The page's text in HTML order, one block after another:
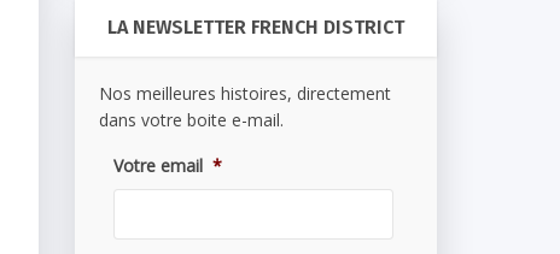
LA NEWSLETTER FRENCH DISTRICT
Nos meilleures histoires, directement
dans votre boite e-mail.
Votre email *